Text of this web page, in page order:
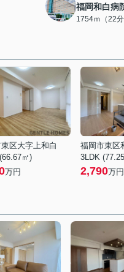
福岡和白病
1754ｍ（22分
区大字上和白
㎡)
万円
福岡市東区
3LDK
2,790万円